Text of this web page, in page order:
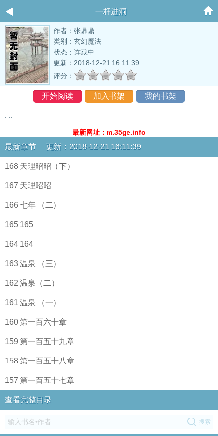
一杆进洞
作者：张鼎鼎
类别：玄幻魔法
状态：连载中
更新：2018-12-21 16:11:39
评分：
开始阅读 加入书架 我的书架
最新网址：m.35ge.info
最新章节 更新：2018-12-21 16:11:39
168 天理昭昭（下）
167 天理昭昭
166 七年 （二）
165 165
164 164
163 温泉 （三）
162 温泉（二）
161 温泉 （一）
160 第一百六十章
159 第一百五十九章
158 第一百五十八章
157 第一百五十七章
查看完整目录